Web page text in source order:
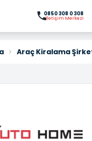
0850 308 0 308
İletişim Merkezi
Araç Kiralama